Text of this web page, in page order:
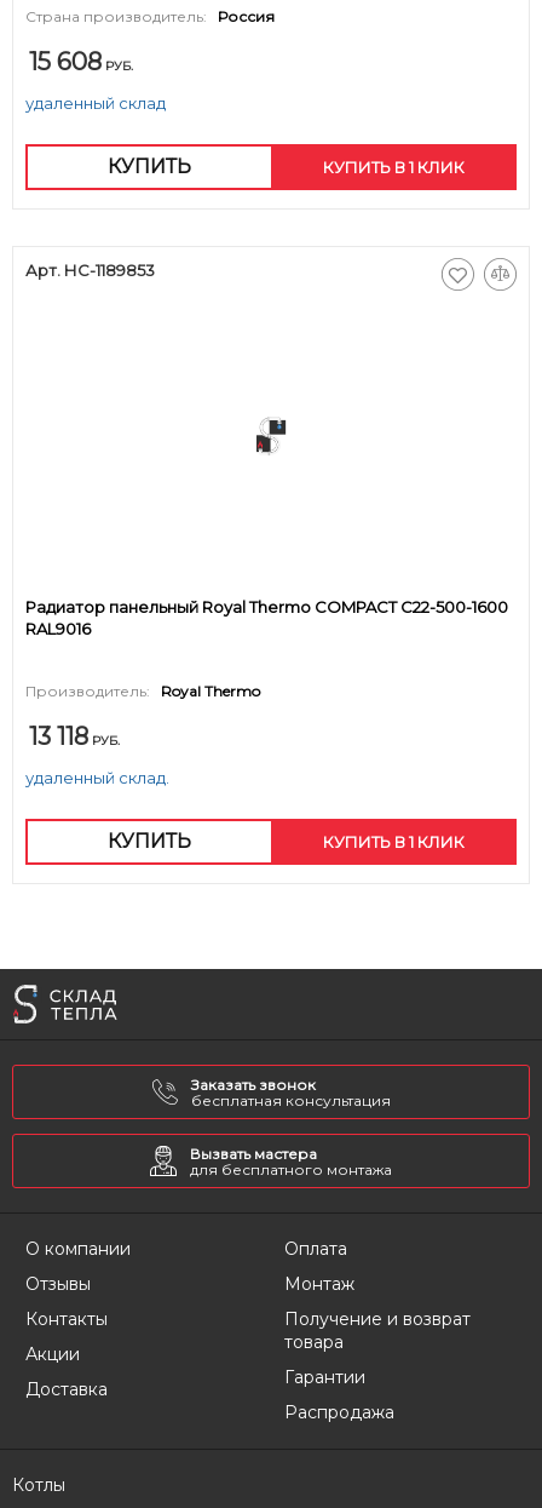
Страна производитель:
Россия
15 608 РУБ.
удаленный склад
КУПИТЬ КУПИТЬ В 1 КЛИК
Арт. НС-1189853
Радиатор панельный Royal Thermo COMPACT C22-500-1600
RAL9016
Производитель: Royal Thermo
13 118 РУБ.
удаленный склад.
КУПИТЬ КУПИТЬ В 1 КЛИК
Заказать звонок
бесплатная консультация
Вызвать мастера
для бесплатного монтажа
О компании
Отзывы
Контакты
Акции
Доставка
Оплата
Монтаж
Получение и возврат
товара
Гарантии
Распродажа
Котлы